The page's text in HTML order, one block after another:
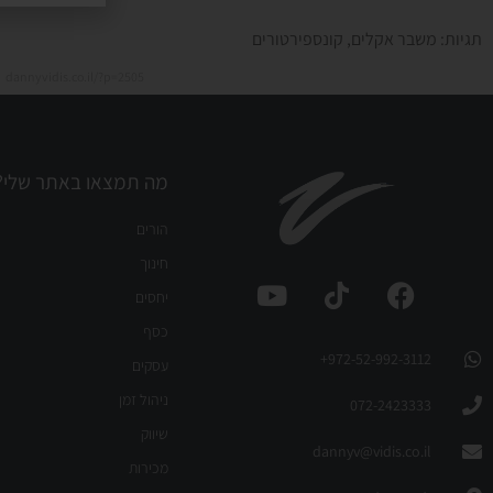
תגיות: משבר אקלים, קונספירטורים
972-52-992-3112⁩+
072-2423333
dannyv@vidis.co.il
מה תמצאו באתר
הורים
חינוך
יחסים
כסף
עסקים
ניהול זמן
שיווק
מכירות